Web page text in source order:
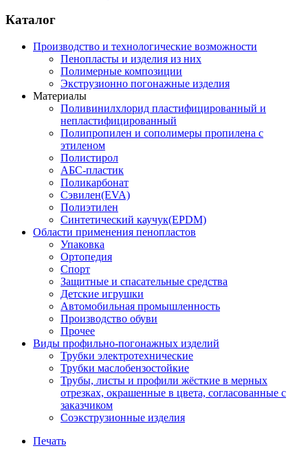
Каталог
Производство и технологические возможности
Пенопласты и изделия из них
Полимерные композиции
Экструзионно погонажные изделия
Материалы
Поливинилхлорид пластифицированный и
непластифицированный
Полипропилен и сополимеры пропилена с
этиленом
Полистирол
АБС-пластик
Поликарбонат
Сэвилен(EVA)
Полиэтилен
Синтетический каучук(EPDM)
Области применения пенопластов
Упаковка
Ортопедия
Спорт
Защитные и спасательные средства
Детские игрушки
Автомобильная промышленность
Производство обуви
Прочее
Виды профильно-погонажных изделий
Трубки электротехнические
Трубки маслобензостойкие
Трубы, листы и профили жёсткие в мерных
отрезках, окрашенные в цвета, согласованные с
заказчиком
Соэкструзионные изделия
Печать